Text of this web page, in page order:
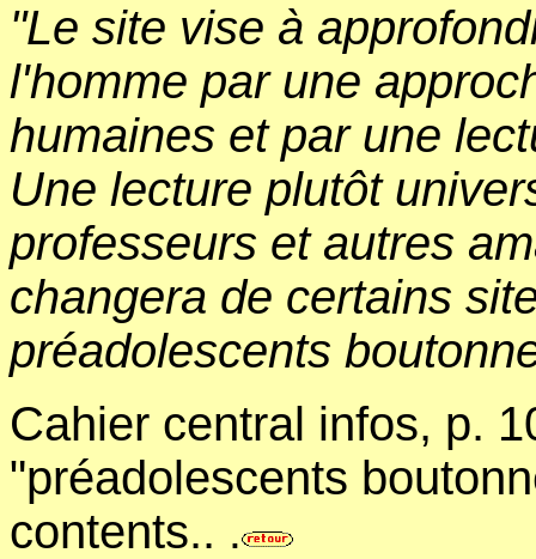
"Le site vise à
l'homme par une
humaines et par une
Une lecture plutôt
professeurs et autres
changera de certains
préadolescents
Cahier central infos, p.
"préadolescents
contents.. .